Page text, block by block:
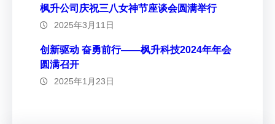
枫升公司庆祝三八女神节座谈会圆满举行
2025年3月11日
创新驱动 奋勇前行——枫升科技2024年年会
圆满召开
2025年1月23日